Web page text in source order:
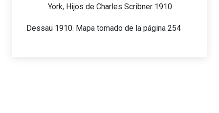
York, Hijos de Charles Scribner 1910
Dessau 1910. Mapa tomado de la página 254